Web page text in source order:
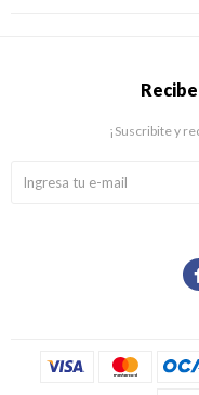
¡Suscribite y